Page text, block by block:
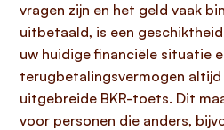
vragen zijn en het geld vaak
uitbetaald, is een
uw huidige financiële situatie
terugbetalingsvermogen altijd
uitgebreide BKR-toets. Dit
voor personen die anders,